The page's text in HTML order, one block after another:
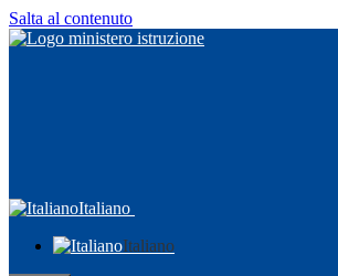
Salta al contenuto
Italiano
Italiano